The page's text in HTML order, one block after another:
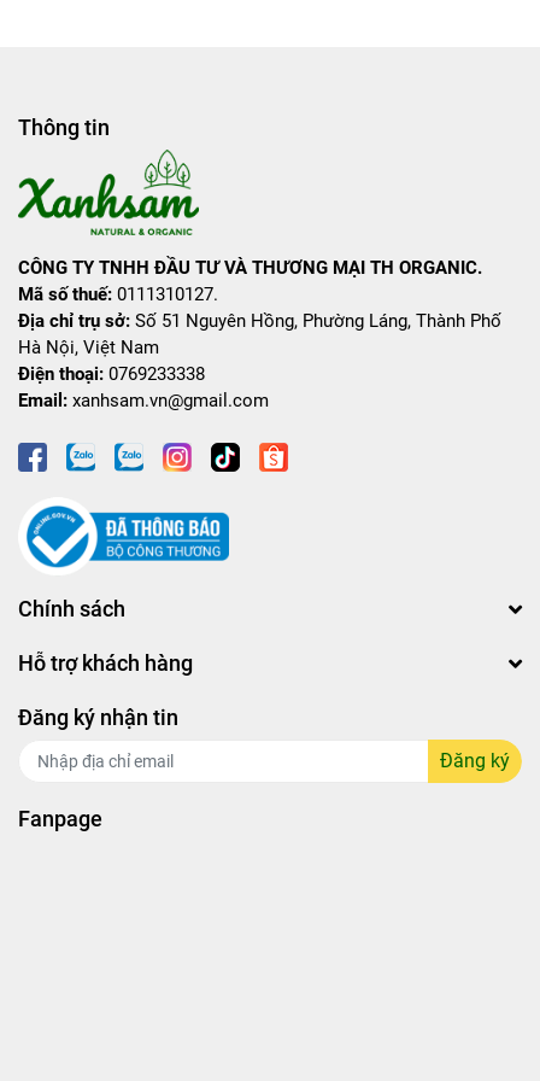
Thông tin
CÔNG TY TNHH ĐẦU TƯ VÀ THƯƠNG MẠI TH ORGANIC.
Mã số thuế: 0111310127.
Địa chỉ trụ sở: Số 51 Nguyên Hồng, Phường Láng, Thành Phố
Hà Nội, Việt Nam
Điện thoại: 0769233338
Email: xanhsam.vn@gmail.com
Chính sách
Hỗ trợ khách hàng
Đăng ký nhận tin
Đăng ký
Fanpage